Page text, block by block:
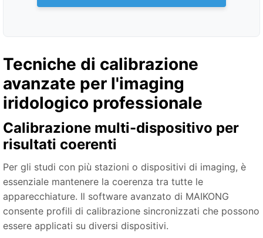
Tecniche di calibrazione
avanzate per l'imaging
iridologico professionale
Calibrazione multi-dispositivo per
risultati coerenti
Per gli studi con più stazioni o dispositivi di imaging, è
essenziale mantenere la coerenza tra tutte le
apparecchiature. Il software avanzato di MAIKONG
consente profili di calibrazione sincronizzati che possono
essere applicati su diversi dispositivi.